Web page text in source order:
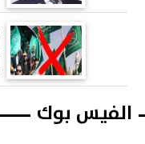
الفيس بوك